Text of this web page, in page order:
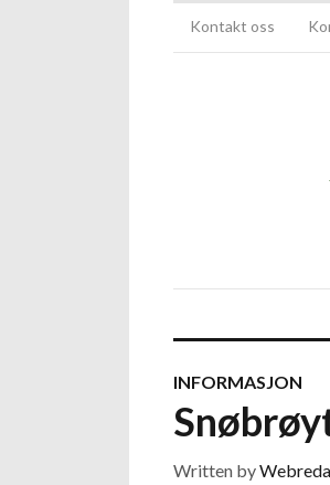
Kontakt oss
INFORMASJON
Written by